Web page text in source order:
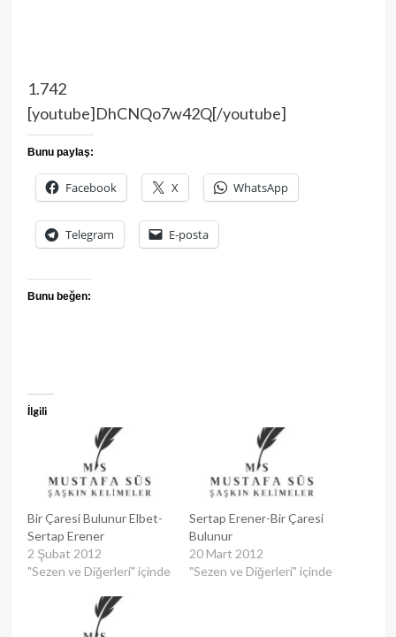
1.742
[youtube]DhCNQo7w42Q[/youtube]
Bunu paylaş:
Facebook X WhatsApp
Telegram E-posta
Bunu beğen:
İlgili
Bir Çaresi Bulunur Elbet-
Sertap Erener
2 Şubat 2012
"Sezen ve Diğerleri" içinde
Sertap Erener-Bir Çaresi
Bulunur
20 Mart 2012
"Sezen ve Diğerleri" içinde